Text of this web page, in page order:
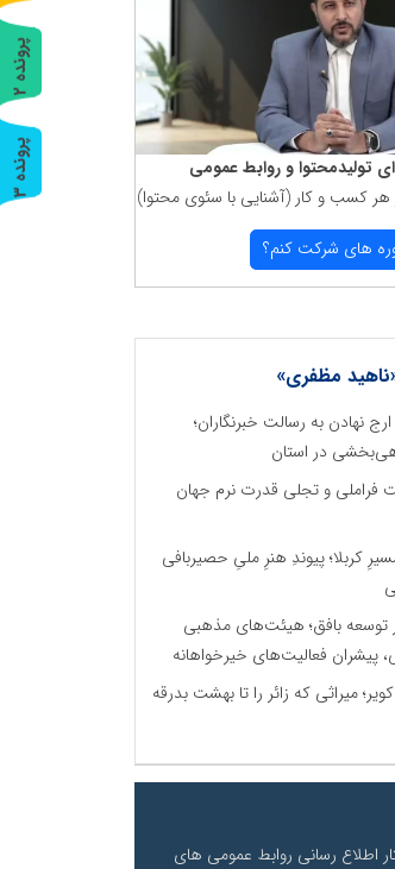
تولیدمحتوا و روابط عمومی
هر كسب و كار (آشنایی با سئوی محتوا)
های شركت كنم؟
مظفری»
ارج نهادن به رسالت خبرنگاران؛
در استان
فراملی و تجلی قدرت نرم جهان
کربلا؛ پیوندِ هنرِ ملیِ حصیربافی
توسعه بافق؛ هیئت‌های مذهبی
پیشران فعالیت‌های خیرخواهانه
میراثی که زائر را تا بهشت بدرقه
اطلاع رسانی روابط عمومی های
پ
ر
و
ن
د
ه
2
پ
ر
و
ن
د
ه
3